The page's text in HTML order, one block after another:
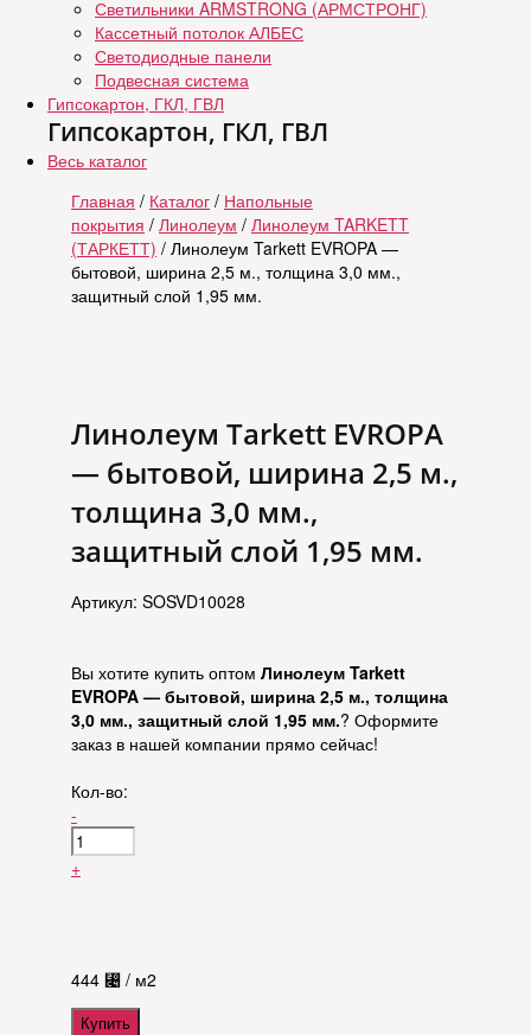
Светильники ARMSTRONG (АРМСТРОНГ)
Кассетный потолок АЛБЕС
Светодиодные панели
Подвесная система
Гипсокартон, ГКЛ, ГВЛ
Гипсокартон, ГКЛ, ГВЛ
Весь каталог
Главная / Каталог / Напольные
покрытия / Линолеум / Линолеум TARKETT
(ТАРКЕТТ) / Линолеум Tarkett EVROPA —
бытовой, ширина 2,5 м., толщина 3,0 мм.,
защитный слой 1,95 мм.
Линолеум Tarkett EVROPA
— бытовой, ширина 2,5 м.,
толщина 3,0 мм.,
защитный слой 1,95 мм.
Артикул: SOSVD10028
Вы хотите купить оптом Линолеум Tarkett
EVROPA — бытовой, ширина 2,5 м., толщина
3,0 мм., защитный слой 1,95 мм.? Оформите
заказ в нашей компании прямо сейчас!
Кол-во:
-
+
444 ⃄ / м2
Купить